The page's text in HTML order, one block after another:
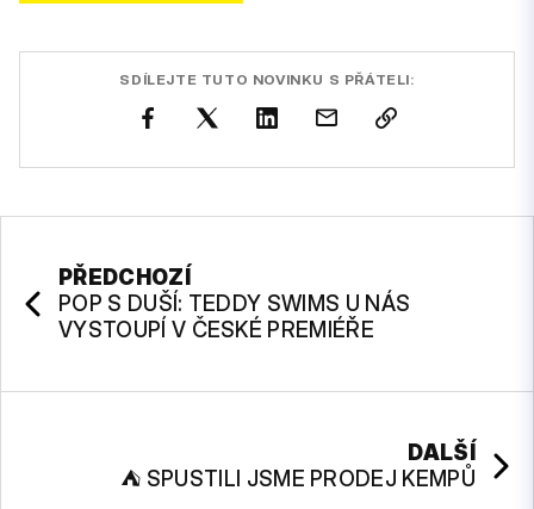
SDÍLEJTE TUTO NOVINKU S PŘÁTELI:
PŘEDCHOZÍ
POP S DUŠÍ: TEDDY SWIMS U NÁS
VYSTOUPÍ V ČESKÉ PREMIÉŘE
DALŠÍ
⛺ SPUSTILI JSME PRODEJ KEMPŮ